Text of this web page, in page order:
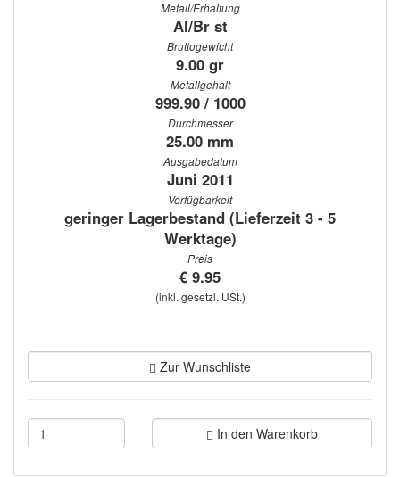
Metall/Erhaltung
Al/Br st
Bruttogewicht
9.00 gr
Metallgehalt
999.90 / 1000
Durchmesser
25.00 mm
Ausgabedatum
Juni 2011
Verfügbarkeit
geringer Lagerbestand (Lieferzeit 3 - 5
Werktage)
Preis
€ 9.95
(inkl. gesetzl. USt.)
Zur Wunschliste
In den Warenkorb